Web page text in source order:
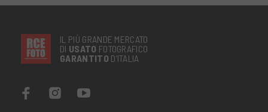
IL PIÙ GRANDE MERCATO
DI USATO FOTOGRAFICO
GARANTITO D’ITALIA